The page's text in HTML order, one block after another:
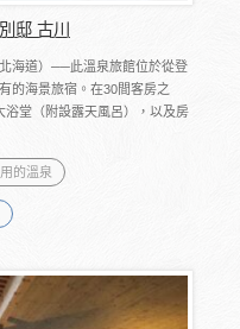
邸 古川
海道）──此溫泉旅館位於從登
的海景旅宿。在30間客房之
浴堂（附設露天風呂），以及房
的溫泉